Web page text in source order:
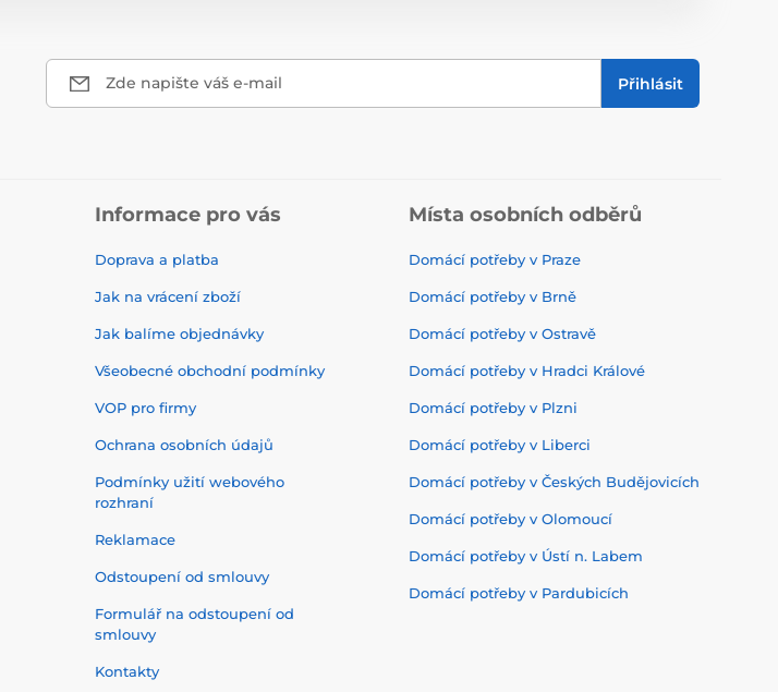
Zde napište váš e-mail Přihlásit
Informace pro vás
Doprava a platba
Jak na vrácení zboží
Jak balíme objednávky
Všeobecné obchodní podmínky
VOP pro firmy
Ochrana osobních údajů
Podmínky užití webového
rozhraní
Reklamace
Odstoupení od smlouvy
Formulář na odstoupení od
smlouvy
Kontakty
Místa osobních odběrů
Domácí potřeby v Praze
Domácí potřeby v Brně
Domácí potřeby v Ostravě
Domácí potřeby v Hradci Králové
Domácí potřeby v Plzni
Domácí potřeby v Liberci
Domácí potřeby v Českých Budějovicích
Domácí potřeby v Olomoucí
Domácí potřeby v Ústí n. Labem
Domácí potřeby v Pardubicích